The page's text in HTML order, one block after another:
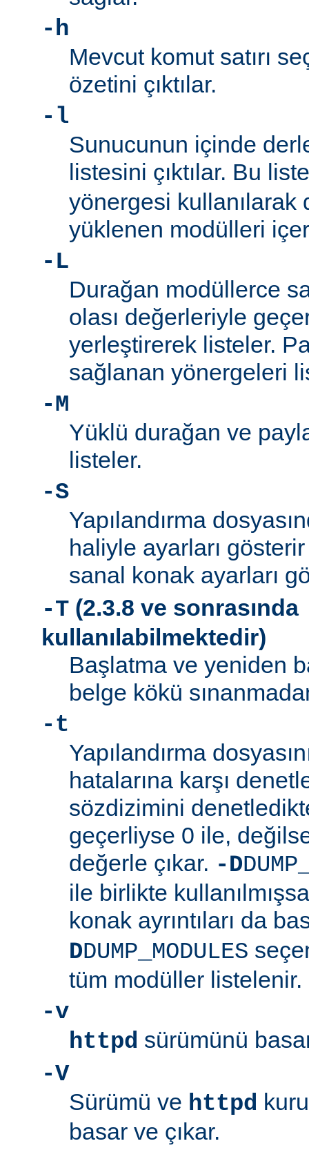
-h
Mevcut komut satırı
özetini çıktılar.
-l
Sunucunun içinde
listesini çıktılar. Bu
yönergesi kullanılarak
yüklenen modülleri
-L
Durağan modüllerce
olası değerleriyle
yerleştirerek listeler.
sağlanan yönergeleri
-M
Yüklü durağan ve
listeler.
-S
Yapılandırma
haliyle ayarları
sanal konak ayarları
-T (2.3.8 ve sonrasında
kullanılabilmektedir)
Başlatma ve yeniden
belge kökü
-t
Yapılandırma
hatalarına karşı
sözdizimini
geçerliyse 0 ile,
değerle çıkar. -D
ile birlikte
konak ayrıntıları da
DDUMP_MODULES
tüm modüller listelenir.
-v
httpd sürümünü
-V
Sürümü ve httpd
basar ve çıkar.